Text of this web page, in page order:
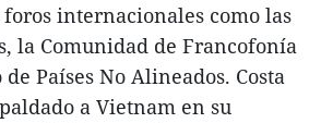
internacionales como las
la Comunidad de Francofonía
Países No Alineados. Costa
a Vietnam en su